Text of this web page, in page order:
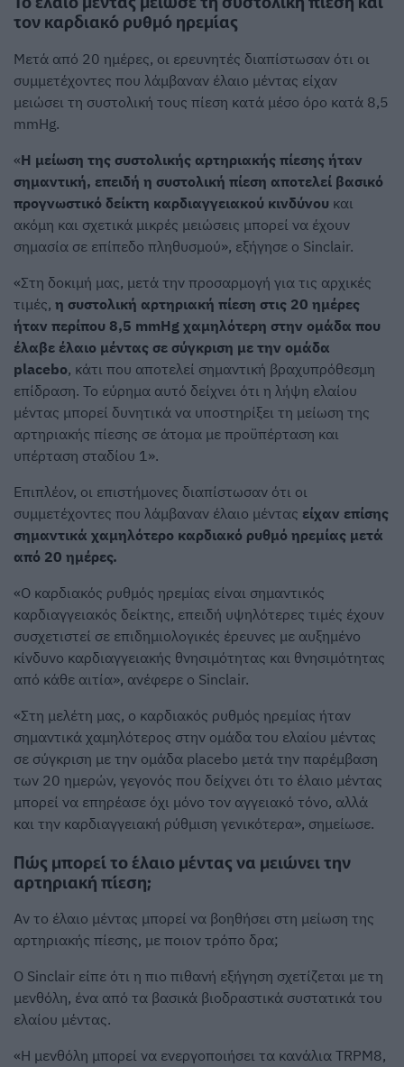
τον καρδιακό ρυθμό ηρεμίας
Μετά από 20 ημέρες, οι ερευνητές διαπίστωσαν ότι οι
συμμετέχοντες που λάμβαναν έλαιο μέντας είχαν
μειώσει τη συστολική τους πίεση κατά μέσο όρο κατά 8,5
mmHg.
«Η μείωση της συστολικής αρτηριακής πίεσης ήταν
σημαντική, επειδή η συστολική πίεση αποτελεί βασικό
προγνωστικό δείκτη καρδιαγγειακού κινδύνου και
ακόμη και σχετικά μικρές μειώσεις μπορεί να έχουν
σημασία σε επίπεδο πληθυσμού», εξήγησε ο Sinclair.
«Στη δοκιμή μας, μετά την προσαρμογή για τις αρχικές
τιμές, η συστολική αρτηριακή πίεση στις 20 ημέρες
ήταν περίπου 8,5 mmHg χαμηλότερη στην ομάδα που
έλαβε έλαιο μέντας σε σύγκριση με την ομάδα
placebo, κάτι που αποτελεί σημαντική βραχυπρόθεσμη
επίδραση. Το εύρημα αυτό δείχνει ότι η λήψη ελαίου
μέντας μπορεί δυνητικά να υποστηρίξει τη μείωση της
αρτηριακής πίεσης σε άτομα με προϋπέρταση και
υπέρταση σταδίου 1».
Επιπλέον, οι επιστήμονες διαπίστωσαν ότι οι
συμμετέχοντες που λάμβαναν έλαιο μέντας είχαν επίσης
σημαντικά χαμηλότερο καρδιακό ρυθμό ηρεμίας μετά
από 20 ημέρες.
«Ο καρδιακός ρυθμός ηρεμίας είναι σημαντικός
καρδιαγγειακός δείκτης, επειδή υψηλότερες τιμές έχουν
συσχετιστεί σε επιδημιολογικές έρευνες με αυξημένο
κίνδυνο καρδιαγγειακής θνησιμότητας και θνησιμότητας
από κάθε αιτία», ανέφερε ο Sinclair.
«Στη μελέτη μας, ο καρδιακός ρυθμός ηρεμίας ήταν
σημαντικά χαμηλότερος στην ομάδα του ελαίου μέντας
σε σύγκριση με την ομάδα placebo μετά την παρέμβαση
των 20 ημερών, γεγονός που δείχνει ότι το έλαιο μέντας
μπορεί να επηρέασε όχι μόνο τον αγγειακό τόνο, αλλά
και την καρδιαγγειακή ρύθμιση γενικότερα», σημείωσε.
Πώς μπορεί το έλαιο μέντας να μειώνει την
αρτηριακή πίεση;
Αν το έλαιο μέντας μπορεί να βοηθήσει στη μείωση της
αρτηριακής πίεσης, με ποιον τρόπο δρα;
Ο Sinclair είπε ότι η πιο πιθανή εξήγηση σχετίζεται με τη
μενθόλη, ένα από τα βασικά βιοδραστικά συστατικά του
ελαίου μέντας.
«Η μενθόλη μπορεί να ενεργοποιήσει τα κανάλια TRPM8,